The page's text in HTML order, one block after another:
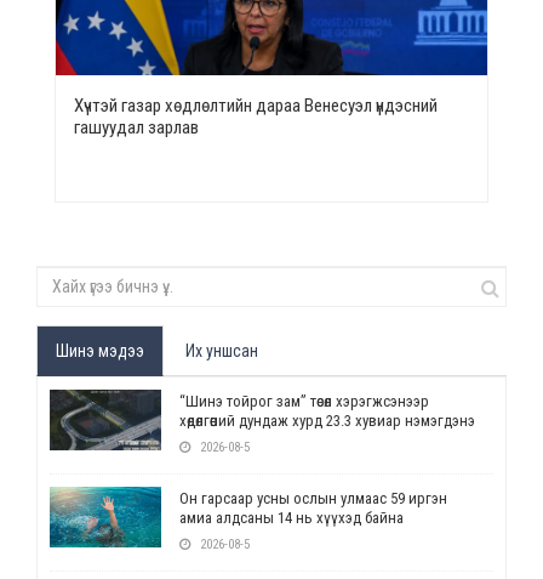
Хүчтэй газар хөдлөлтийн дараа Венесуэл үндэсний
гашуудал зарлав
Шинэ мэдээ Их уншсан
“Шинэ тойрог зам” төсөл хэрэгжсэнээр
хөдөлгөөний дундаж хурд 23.3 хувиар нэмэгдэнэ
2026-08-5
Он гарсаар усны ослын улмаас 59 иргэн
амиа алдсаны 14 нь хүүхэд байна
2026-08-5